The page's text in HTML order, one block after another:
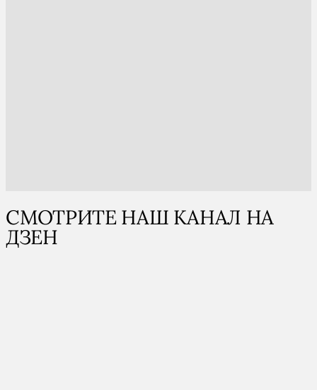
СМОТРИТЕ НАШ КАНАЛ НА
ДЗЕН